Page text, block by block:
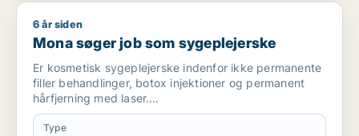
Mona søger job som sygeplejerske
6 år siden
Mona søger job som sygeplejerske
Er kosmetisk sygeplejerske indenfor ikke permanente
filler behandlinger, botox injektioner og permanent
hårfjerning med laser.
Ønsker at arbejde indenfor kosmetisk sygepleje og
gerne udvide mine kompetencer.
Type